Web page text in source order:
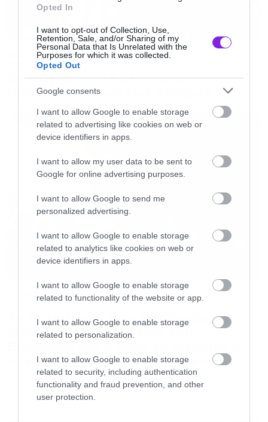
Opted In
I want to opt-out of Collection, Use,
Retention, Sale, and/or Sharing of my
Personal Data that Is Unrelated with the
Purposes for which it was collected.
Opted Out
Google consents
I want to allow Google to enable storage
related to advertising like cookies on web or
device identifiers in apps.
I want to allow my user data to be sent to
Google for online advertising purposes.
I want to allow Google to send me
personalized advertising.
I want to allow Google to enable storage
related to analytics like cookies on web or
device identifiers in apps.
I want to allow Google to enable storage
related to functionality of the website or app.
I want to allow Google to enable storage
related to personalization.
I want to allow Google to enable storage
related to security, including authentication
functionality and fraud prevention, and other
user protection.
Disneyμε την αγορά της FOX φέρνει στην
«αγκαλιά» της, τους X-Men, τους Fantastic Four
αλλά και τον Deadpool που λογικά θα
αποτελέσουν μεγάλο κομμάτι των μελλοντικών
ιστοριών.
Αυτή τη στιγμή που μιλάμε όμως τα μάτια
όλων είναι στο Infinity War με τον Τζος Μπρολίν
να υποδύεται τον Thanos και να ετοιμάζεται να
κάνει πάρα μα πάρα πολύ δύσκολη τη ζωή των
Avengers όταν θα δούμε την ταινία στους
κινηματογράφους τον Μάιο.
Αυτό είναι το trailer που δόθηκε στη
δημοσιότητα πριν από μερικές εβδομάδες.
Movies
Box Office: Οι καλύτερες
πρεμιέρες όλων των εποχών
Movies
Το Brand New Day του Spider-
Man έσπασε το ρεκόρ του
«άνοιγμα» όλων των εποχών